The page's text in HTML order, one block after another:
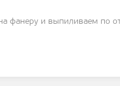
фанеру и выпиливаем по